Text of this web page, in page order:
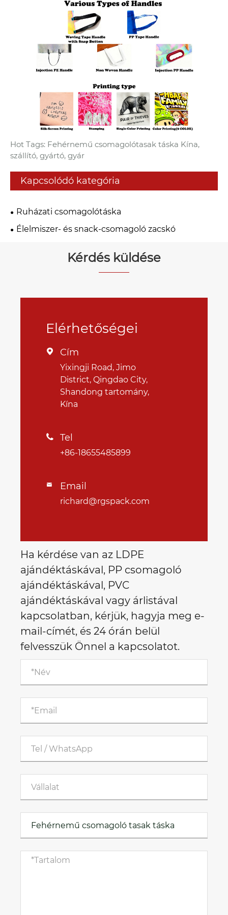
Hot Tags: Fehérnemű csomagolótasak táska Kína,
szállító, gyártó, gyár
Kapcsolódó kategória
Ruházati csomagolótáska
Élelmiszer- és snack-csomagoló zacskó
Kérdés küldése
Elérhetőségei
 Cím
Yixingji Road, Jimo
District, Qingdao City,
Shandong tartomány,
Kína
 Tel
+86-18655485899
 Email
richard@rgspack.com
Ha kérdése van az LDPE
ajándéktáskával, PP csomagoló
ajándéktáskával, PVC
ajándéktáskával vagy árlistával
kapcsolatban, kérjük, hagyja meg e-
mail-címét, és 24 órán belül
felvesszük Önnel a kapcsolatot.